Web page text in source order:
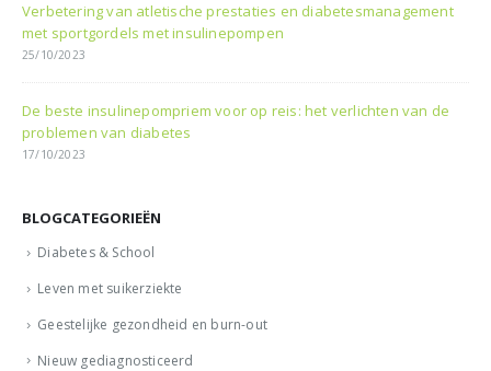
Verbetering van atletische prestaties en diabetesmanagement
met sportgordels met insulinepompen
25/10/2023
De beste insulinepompriem voor op reis: het verlichten van de
problemen van diabetes
17/10/2023
BLOGCATEGORIEËN
Diabetes & School
Leven met suikerziekte
Geestelijke gezondheid en burn-out
Nieuw gediagnosticeerd